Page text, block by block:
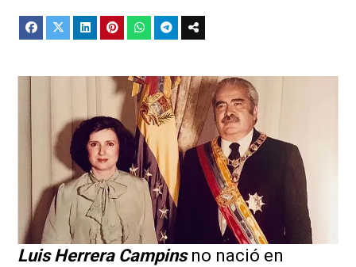
Luis Herrera Campinsno nació en